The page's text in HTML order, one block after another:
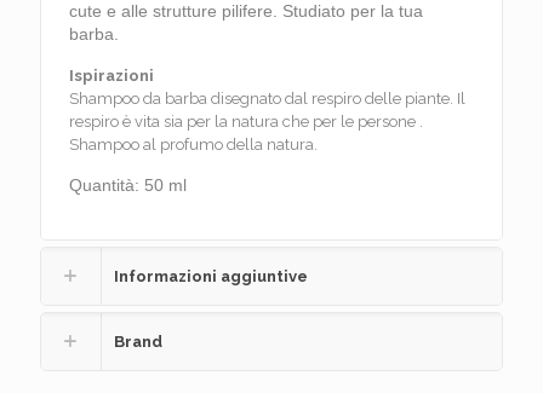
cute e alle strutture pilifere. Studiato per la tua
barba.
Ispirazioni
Shampoo da barba disegnato dal respiro delle piante. Il
respiro è vita sia per la natura che per le persone .
Shampoo al profumo della natura.
Quantità: 50 ml
Informazioni aggiuntive
Brand